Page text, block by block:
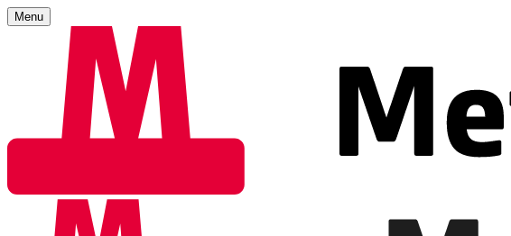
Menu